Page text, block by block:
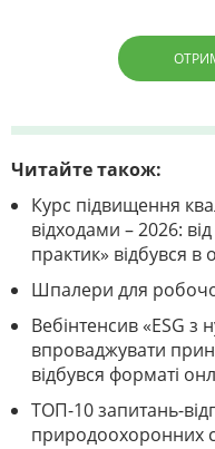
Читайте також:
Курс підвищення
відходами – 2026:
практик» відбувся
Шпалери для
Вебінтенсив «ESG з
впроваджувати
відбувся форматі
ТОП-10 запитань-
природоохоронних